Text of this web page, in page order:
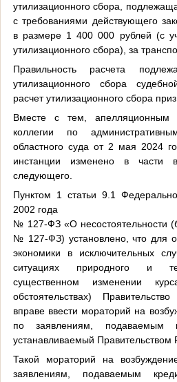
утилизационного сбора,
с требованиями действующего
в размере 1 400 000 рублей (с
утилизационного сбора), за
Правильность расчета
утилизационного сбора
расчет утилизационного сбора
Вместе с тем, апелляционным
коллегии по
областного суда от 2 мая 2024
инстанции изменено в части
следующего.
Пунктом 1 статьи 9.1
2002 года
№ 127-ФЗ «О несостоятельности
№ 127-ФЗ) установлено, что для
экономики в исключительных
ситуациях природного и
существенном изменении
обстоятельствах)
вправе ввести мораторий на
по заявлениям, подаваемым
устанавливаемый Правительством
Такой мораторий на
заявлениям, подаваемым